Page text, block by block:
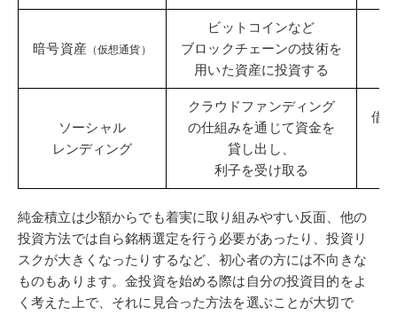
暗号資産 （仮想通貨）
ビットコインなど
ブロックチェーンの技術を
用いた資産に投資する
ソーシャル
レンディング
クラウドファンディング
の仕組みを通じて資金を
貸し出し、
利子を受け取る
借
純金積立は少額からでも着実に取り組みやすい反面、他の
投資方法では自ら銘柄選定を行う必要があったり、投資リ
スクが大きくなったりするなど、初心者の方には不向きな
ものもあります。金投資を始める際は自分の投資目的をよ
く考えた上で、それに見合った方法を選ぶことが大切で